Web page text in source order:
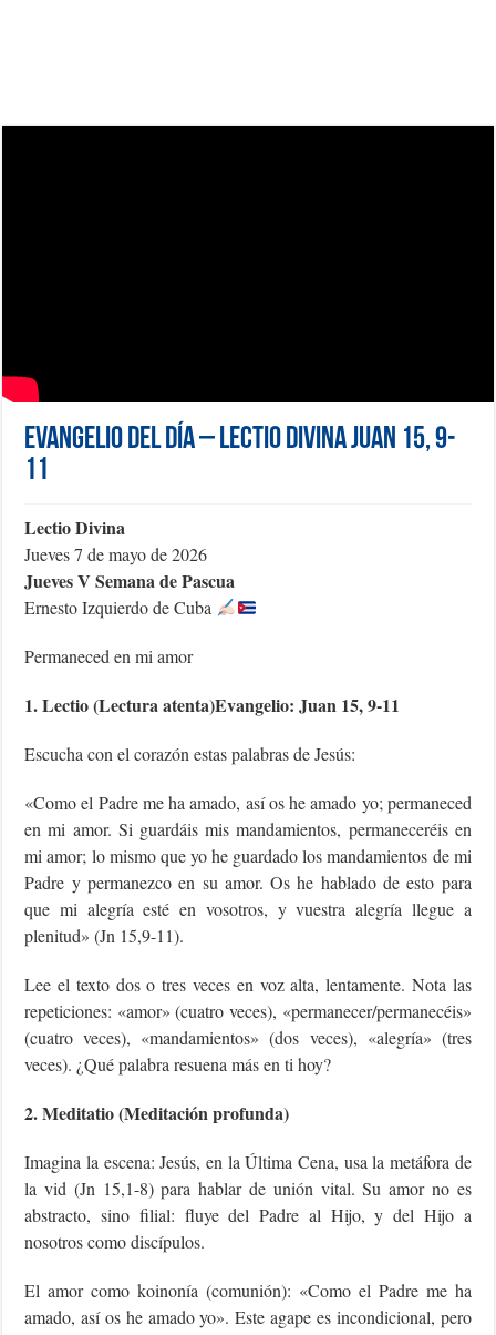
Evangelio del día – Lectio Divina Juan 15, 9-
11
Lectio Divina
Jueves 7 de mayo de 2026
Jueves V Semana de Pascua
Ernesto Izquierdo de Cuba
Permaneced en mi amor
1. Lectio (Lectura atenta)Evangelio: Juan 15, 9-11
Escucha con el corazón estas palabras de Jesús:
«Como el Padre me ha amado, así os he amado yo; permaneced
en mi amor. Si guardáis mis mandamientos, permaneceréis en
mi amor; lo mismo que yo he guardado los mandamientos de mi
Padre y permanezco en su amor. Os he hablado de esto para
que mi alegría esté en vosotros, y vuestra alegría llegue a
plenitud» (Jn 15,9-11).
Lee el texto dos o tres veces en voz alta, lentamente. Nota las
repeticiones: «amor» (cuatro veces), «permanecer/permanecéis»
(cuatro veces), «mandamientos» (dos veces), «alegría» (tres
veces). ¿Qué palabra resuena más en ti hoy?
2. Meditatio (Meditación profunda)
Imagina la escena: Jesús, en la Última Cena, usa la metáfora de
la vid (Jn 15,1-8) para hablar de unión vital. Su amor no es
abstracto, sino filial: fluye del Padre al Hijo, y del Hijo a
nosotros como discípulos.
El amor como koinonía (comunión): «Como el Padre me ha
amado, así os he amado yo». Este agape es incondicional, pero